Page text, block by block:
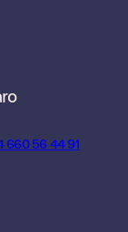
660 56 44 91